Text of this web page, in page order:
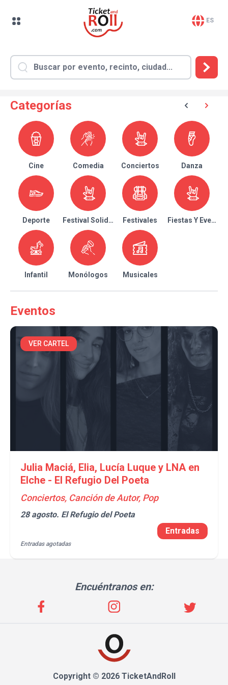
ES
Categorías
Cine Comedia Conciertos Danza
Deporte Festival Solidario Festivales Fiestas Y Eventos
Infantil Monólogos Musicales
Eventos
VER CARTEL
Julia Maciá, Elia, Lucía Luque y LNA en
Elche - El Refugio Del Poeta
Conciertos, Canción de Autor, Pop
28 agosto. El Refugio del Poeta
Entradas
Entradas agotadas
Encuéntranos en:
Copyright © 2026 TicketAndRoll